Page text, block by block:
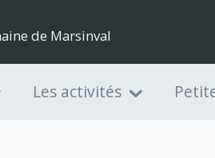
de Marsinval
Les activités